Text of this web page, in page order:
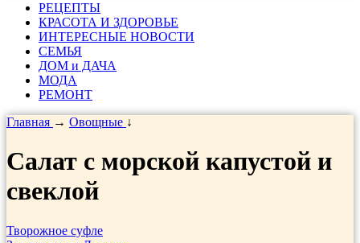
РЕЦЕПТЫ
КРАСОТА И ЗДОРОВЬЕ
ИНТЕРЕСНЫЕ НОВОСТИ
СЕМЬЯ
ДОМ и ДАЧА
МОДА
РЕМОНТ
Главная → Овощные ↓
Салат с морской капустой и
свеклой
Творожное суфле